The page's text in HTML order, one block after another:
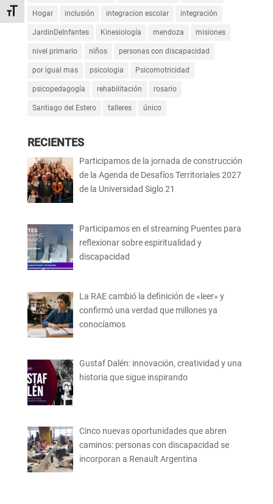
Alternar tamaño de letra
Hogar inclusión integracion escolar integración
JardinDeInfantes Kinesiología mendoza misiones
nivel primario niños personas con discapacidad
por igual mas psicologia Psicomotricidad
psicopedagogía rehabilitación rosario
Santiago del Estero talleres único
RECIENTES
Participamos de la jornada de construcción
de la Agenda de Desafíos Territoriales 2027
de la Universidad Siglo 21
Participamos en el streaming Puentes para
reflexionar sobre espiritualidad y
discapacidad
La RAE cambió la definición de «leer» y
confirmó una verdad que millones ya
conocíamos
Gustaf Dalén: innovación, creatividad y una
historia que sigue inspirando
Cinco nuevas oportunidades que abren
caminos: personas con discapacidad se
incorporan a Renault Argentina